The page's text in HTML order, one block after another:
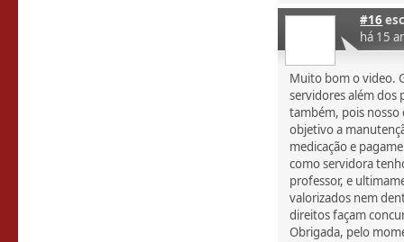
#16
há 15
Muito bom o video.
servidores além dos
também, pois
objetivo a
medicação e
como servidora
professor, e
valorizados nem
direitos façam
Obrigada, pelo